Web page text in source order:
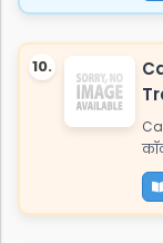
10.